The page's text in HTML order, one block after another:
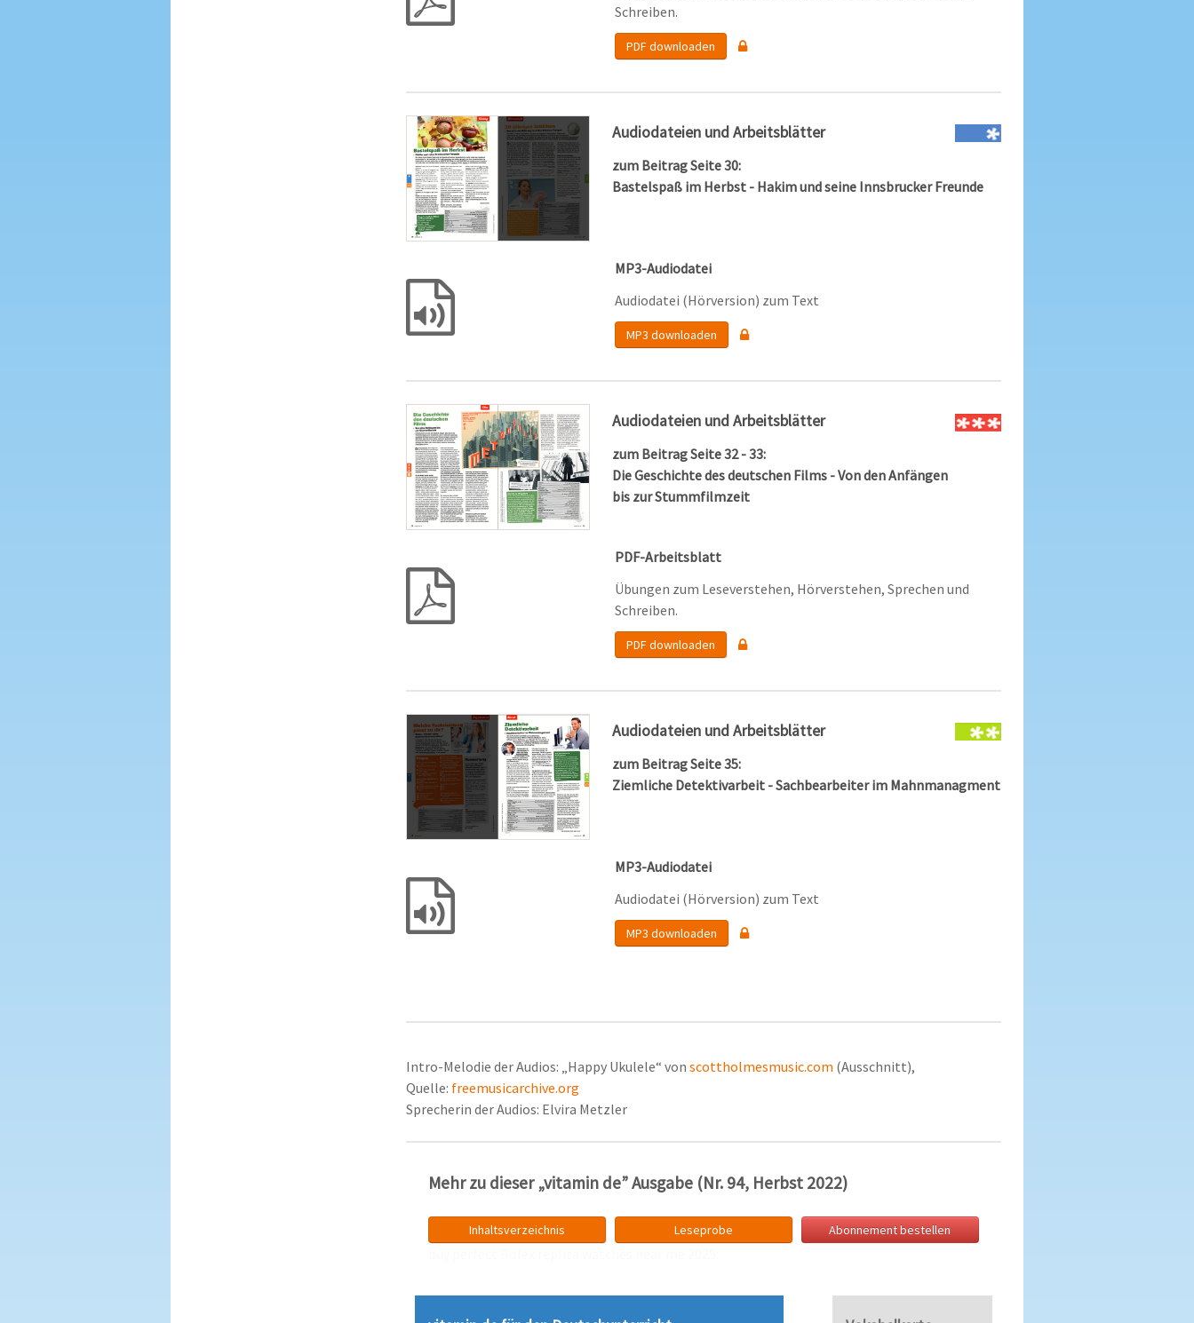
Schreiben.
PDF downloaden
Audiodateien und Arbeitsblätter
zum Beitrag Seite 30:
Bastelspaß im Herbst - Hakim und seine Innsbrucker Freunde
MP3-Audiodatei
Audiodatei (Hörversion) zum Text
MP3 downloaden
Audiodateien und Arbeitsblätter
zum Beitrag Seite 32 - 33:
Die Geschichte des deutschen Films - Von den Anfängen
bis zur Stummfilmzeit
PDF-Arbeitsblatt
Übungen zum Leseverstehen, Hörverstehen, Sprechen und
Schreiben.
PDF downloaden
Audiodateien und Arbeitsblätter
zum Beitrag Seite 35:
Ziemliche Detektivarbeit - Sachbearbeiter im Mahnmanagment
MP3-Audiodatei
Audiodatei (Hörversion) zum Text
MP3 downloaden
Intro-Melodie der Audios: „Happy Ukulele“ von scottholmesmusic.com (Ausschnitt),
Quelle: freemusicarchive.org
Sprecherin der Audios: Elvira Metzler
Mehr zu dieser „vitamin de” Ausgabe (Nr. 94, Herbst 2022)
Inhaltsverzeichnis Leseprobe Abonnement bestellen